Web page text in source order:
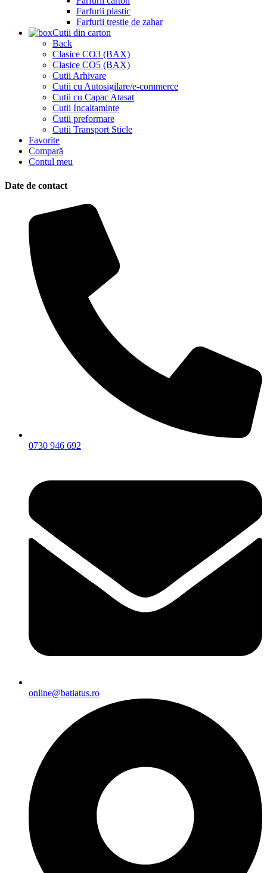
Farfurii plastic
Farfurii trestie de zahar
Cutii din carton
Back
Clasice CO3 (BAX)
Clasice CO5 (BAX)
Cutii Arhivare
Cutii cu Autosigilare/e-commerce
Cutii cu Capac Atasat
Cutii Incaltaminte
Cutii preformare
Cutii Transport Sticle
Favorite
Compară
Contul meu
Date de contact
0730 946 692
online@batiatus.ro